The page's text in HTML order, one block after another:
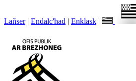
Lañser | Endalc'had | Enklask |